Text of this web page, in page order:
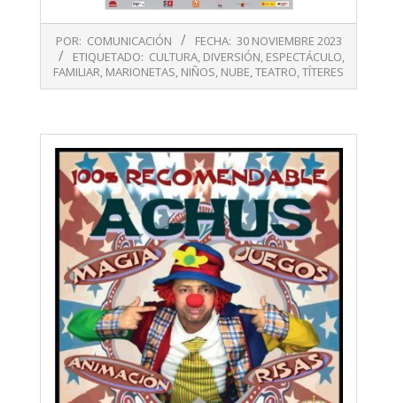
11-
30
POR: COMUNICACIÓN FECHA: 30 NOVIEMBRE 2023
ETIQUETADO: CULTURA, DIVERSIÓN, ESPECTÁCULO,
FAMILIAR, MARIONETAS, NIÑOS, NUBE,TEATRO,TÍTERES